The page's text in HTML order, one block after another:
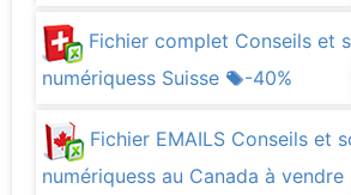
Fichier complet Conseils et
numériquess Suisse
-40%
Fichier EMAILS Conseils et
numériquess au Canada à vendre